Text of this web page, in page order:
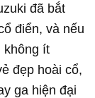
đã bắt
điển, và nếu
không ít
đẹp hoài cổ,
ga hiện đại